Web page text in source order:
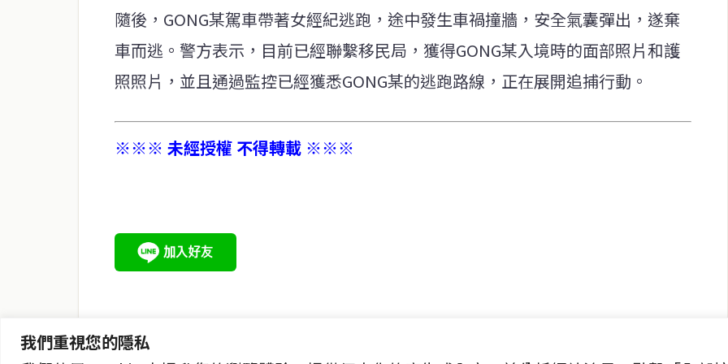
我們重視您的隱私
隨後，GONG某駕車帶著女經紀逃跑，途中發生車禍撞牆，安全氣囊彈出，遂棄
車而逃。警方表示，目前已經聯繫移民局，獲得GONG某入境時的面部照片和護
照照片，並且通過監控已經獲悉GONG某的逃跑路線，正在展開追捕行動。
※※※ 未經授權 不得轉載 ※※※
泰國當地政治、經濟、華人社群與社會時事，為在泰華人讀者提供即
時、客觀、多元的中文新聞內容。